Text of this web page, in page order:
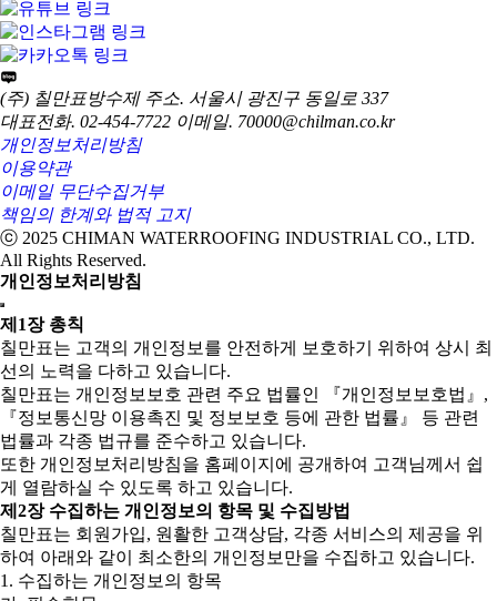
(주) 칠만표방수제 주소. 서울시 광진구 동일로 337
대표전화. 02-454-7722 이메일. 70000@chilman.co.kr
개인정보처리방침
이용약관
이메일 무단수집거부
책임의 한계와 법적 고지
ⓒ 2025 CHIMAN WATERROOFING INDUSTRIAL CO., LTD.
All Rights Reserved.
개인정보처리방침
제1장 총칙
칠만표는 고객의 개인정보를 안전하게 보호하기 위하여 상시 최
선의 노력을 다하고 있습니다.
칠만표는 개인정보보호 관련 주요 법률인 『개인정보보호법』,
『정보통신망 이용촉진 및 정보보호 등에 관한 법률』 등 관련
법률과 각종 법규를 준수하고 있습니다.
또한 개인정보처리방침을 홈페이지에 공개하여 고객님께서 쉽
게 열람하실 수 있도록 하고 있습니다.
제2장 수집하는 개인정보의 항목 및 수집방법
칠만표는 회원가입, 원활한 고객상담, 각종 서비스의 제공을 위
하여 아래와 같이 최소한의 개인정보만을 수집하고 있습니다.
1. 수집하는 개인정보의 항목